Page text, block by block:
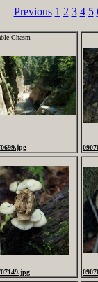
Previous 1 2 3 4 5
Chasm